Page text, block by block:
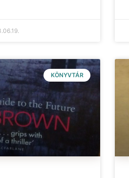
KÖNYVTÁR